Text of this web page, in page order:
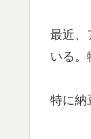
最近、
いる。
特に納